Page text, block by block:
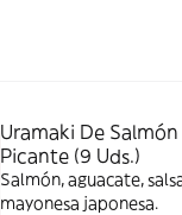
Uramaki De Salmón
Picante (9 Uds.)
Salmón, aguacate,
mayonesa japonesa.